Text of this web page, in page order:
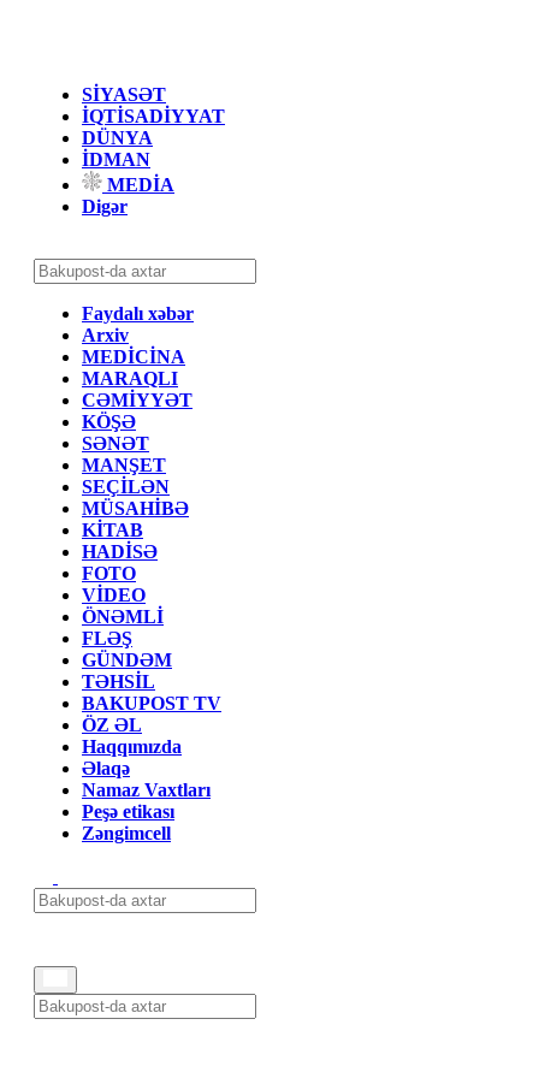
SİYASƏT
İQTİSADİYYAT
DÜNYA
İDMAN
MEDİA
Digər
Faydalı xəbər
Arxiv
MEDİCİNA
MARAQLI
CƏMİYYƏT
KÖŞƏ
SƏNƏT
MANŞET
SEÇİLƏN
MÜSAHİBƏ
KİTAB
HADİSƏ
FOTO
VİDEO
ÖNƏMLİ
FLƏŞ
GÜNDƏM
TƏHSİL
BAKUPOST TV
ÖZ ƏL
Haqqımızda
Əlaqə
Namaz Vaxtları
Peşə etikası
Zəngimcell